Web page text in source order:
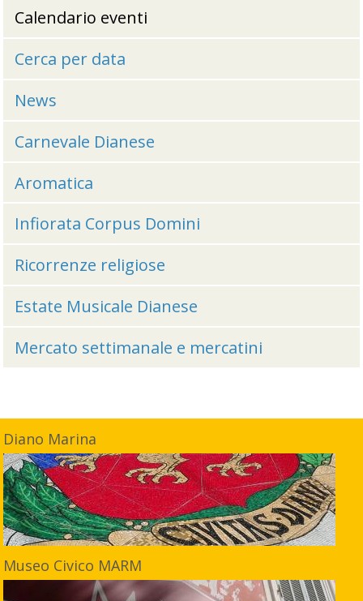
Calendario eventi
Cerca per data
News
Carnevale Dianese
Aromatica
Infiorata Corpus Domini
Ricorrenze religiose
Estate Musicale Dianese
Mercato settimanale e mercatini
Diano Marina
Museo Civico MARM